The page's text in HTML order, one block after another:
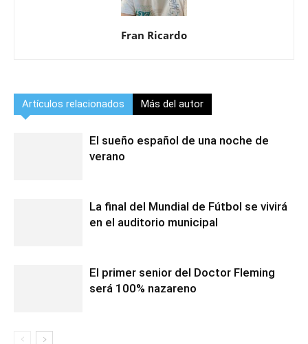
Fran Ricardo
Artículos relacionados Más del autor
El sueño español de una noche de
verano
La final del Mundial de Fútbol se vivirá
en el auditorio municipal
El primer senior del Doctor Fleming
será 100% nazareno